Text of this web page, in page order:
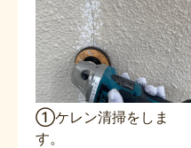
①ケレン清掃をしま
す。